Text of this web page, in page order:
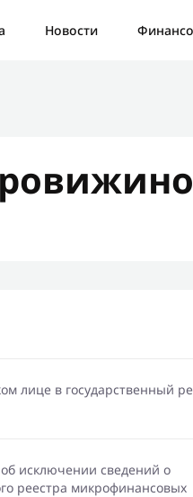
Новости
лице в государственный
исключении сведений о
реестра микрофинансовых
Ошибка: Контактная